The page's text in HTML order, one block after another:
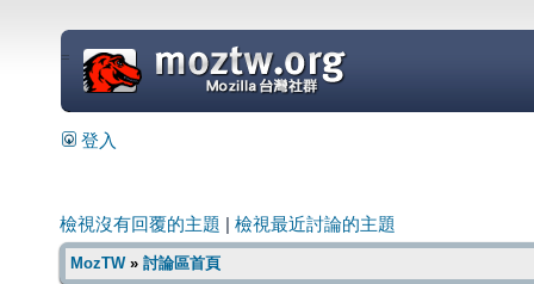
=
登入
檢視沒有回覆的主題 檢視最近討論的主題
MozTW» 討論區首頁